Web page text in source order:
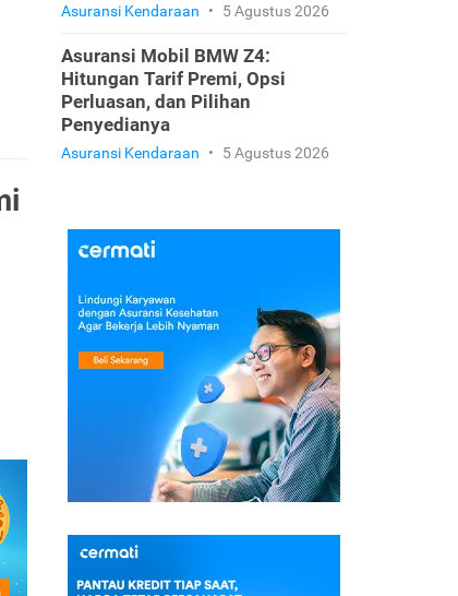
Asuransi Kendaraan • 5 Agustus 2026
Asuransi Mobil BMW Z4:
Hitungan Tarif Premi, Opsi
Perluasan, dan Pilihan
Penyedianya
Asuransi Kendaraan • 5 Agustus 2026